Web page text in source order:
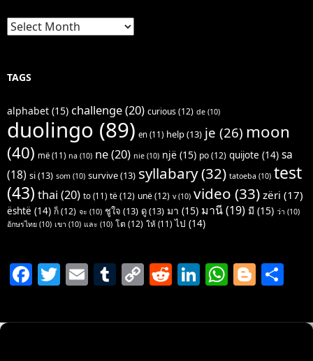
Archives
TAGS
alphabet (15) challenge(20) curious(12) de (10)
duolingo (89) en (11) help(13) je (26) moon
(40) më (11) na (10) ne(20) nie (10) një (15) po(12) quijote (14) sa
(18) si(13) som (10) survive(13) syllabary(32) tatoeba (10) test
(43) thai (20) to (11) të(12) unë(12) v(10) video (33) zëri (17)
është (14) ก็(12) จะ (10) ชูใจ (13) ดู(13) มา (15) มานี(19) มี (15) ว่า (10)
อักษรไทย (10) เขา (10) และ (10) โต (12) ให้ (11) ไป (14)
F
c
T
itt
E
ai
T
m
C
p
R
d
Li
k
W
at
Bl
g ar